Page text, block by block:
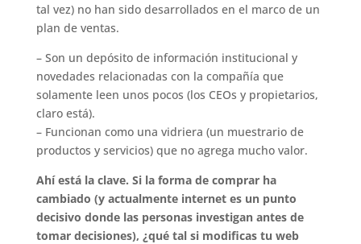
tal vez) no han sido desarrollados en el marco de un
plan de ventas.
– Son un depósito de información institucional y
novedades relacionadas con la compañía que
solamente leen unos pocos (los CEOs y propietarios,
claro está).
– Funcionan como una vidriera (un muestrario de
productos y servicios) que no agrega mucho valor.
Ahí está la clave. Si la forma de comprar ha
cambiado (y actualmente internet es un punto
decisivo donde las personas investigan antes de
tomar decisiones), ¿qué tal si modificas tu web